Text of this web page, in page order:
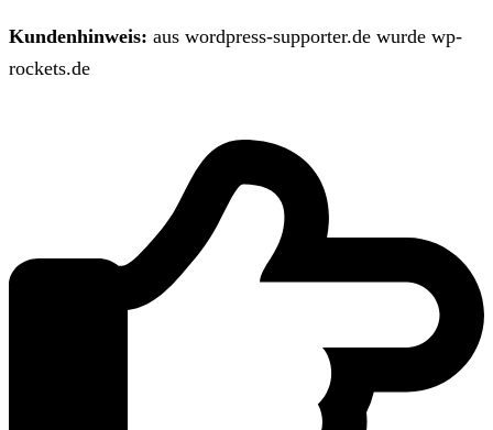
Kundenhinweis: aus wordpress-supporter.de wurde wp-
rockets.de